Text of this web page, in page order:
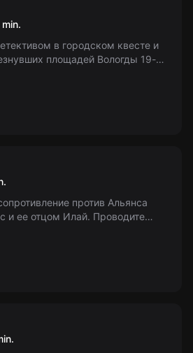
min.
в городском квесте и
площадей Вологды 19-го
против Альянса
и ее отцом Илай. Проводите